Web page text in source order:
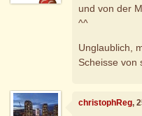
und von der
^^
Unglaublich,
Scheisse von
christophReg,